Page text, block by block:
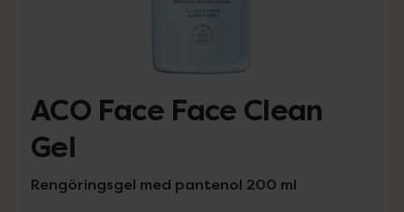
ACO Face Face Clean
Gel
Rengöringsgel med pantenol 200 ml